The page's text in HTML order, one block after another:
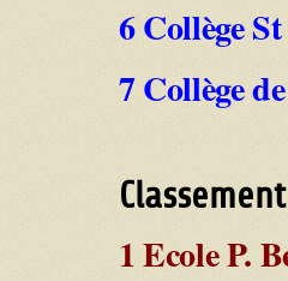
6 Collège
7 Collège
1 Ecole P.